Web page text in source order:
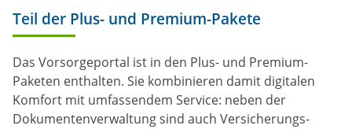
Teil der Plus- und Premium-Pakete
Das Vorsorgeportal ist in den Plus- und Premium-
Paketen enthalten. Sie kombinieren damit digitalen
Komfort mit umfassendem Service: neben der
Dokumentenverwaltung sind auch Versicherungs-